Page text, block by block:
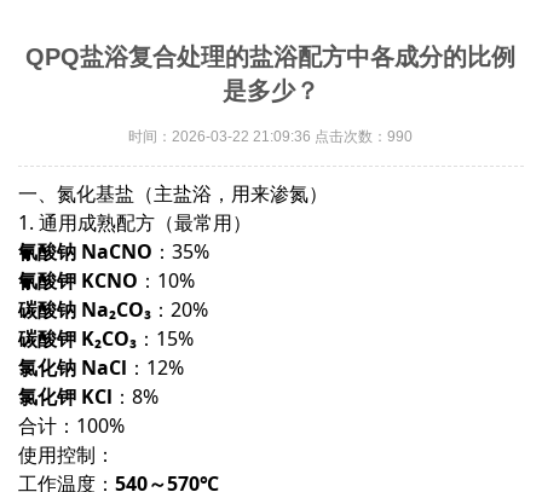
QPQ盐浴复合处理的盐浴配方中各成分的比例
是多少？
时间：2026-03-22 21:09:36 点击次数：990
一、氮化基盐（主盐浴，用来渗氮）
1. 通用成熟配方（最常用）
氰酸钠 NaCNO ：35%
氰酸钾 KCNO ：10%
碳酸钠 Na₂CO₃ ：20%
碳酸钾 K₂CO₃ ：15%
氯化钠 NaCl ：12%
氯化钾 KCl ：8%
合计：100%
使用控制：
工作温度：540～570℃